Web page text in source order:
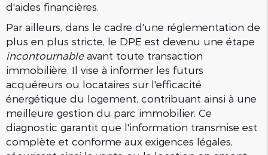
d'aides financières.
Par ailleurs, dans le cadre d'une réglementation de
plus en plus stricte, le DPE est devenu une étape
incontournableavant toute transaction
immobilière. Il vise à informer les futurs
acquéreurs ou locataires sur l'efficacité
énergétique du logement, contribuant ainsi à une
meilleure gestion du parc immobilier. Ce
diagnostic garantit que l'information transmise est
complète et conforme aux exigences légales,